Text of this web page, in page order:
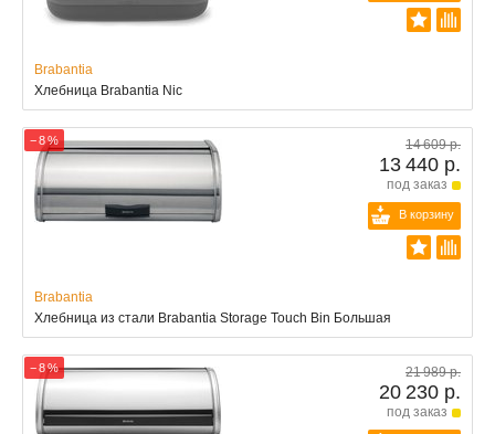
Brabantia
Хлебница Brabantia Nic
− 8 % 14 609 р.
13 440 р.
под заказ
В корзину
Brabantia
Хлебница из стали Brabantia Storage Touch Bin Большая
− 8 % 21 989 р.
20 230 р.
под заказ